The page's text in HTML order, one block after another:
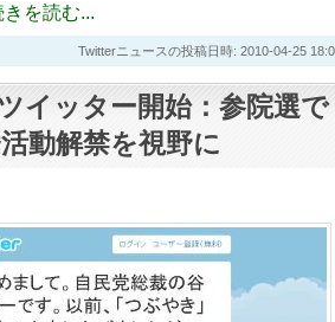
を読む...
Twitterニュースの投稿日時: 2010-04-25
イッター開始：参院選で
動解禁を視野に